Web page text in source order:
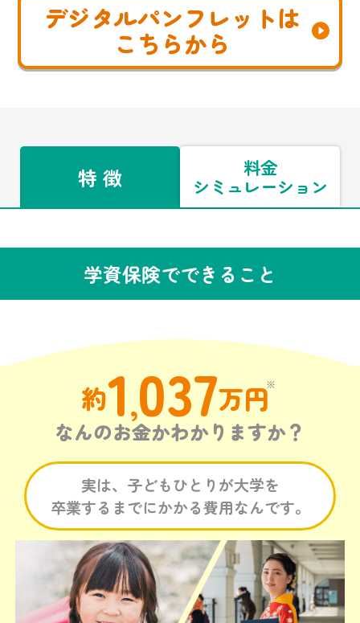
デジタルパンフレットは
こちらから
特 徴 料金
シミュレーション
学資保険でできること
約1,037万円※
なんのお金かわかりますか？
実は、子どもひとりが大学を
卒業するまでにかかる費用なんです。